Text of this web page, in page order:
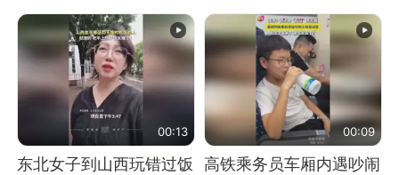
处理
00:13
东北女子到山西玩错过饭
00:09
高铁乘务员车厢内遇吵闹